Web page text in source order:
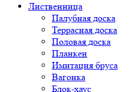
Лиственница
Палубная доска
Террасная доска
Половая доска
Планкен
Имитация бруса
Вагонка
Блок-хаус